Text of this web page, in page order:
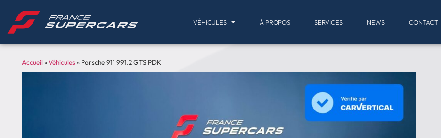
VÉHICULES À PROPOS SERVICES NEWS CONTACT
Accueil»Véhicules» Porsche 911 991.2 GTS PDK